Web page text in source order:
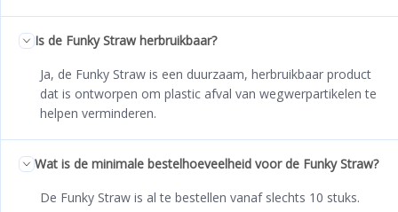
Is de Funky Straw herbruikbaar?
Ja, de Funky Straw is een duurzaam, herbruikbaar product
dat is ontworpen om plastic afval van wegwerpartikelen te
helpen verminderen.
Wat is de minimale bestelhoeveelheid voor de Funky Straw?
De Funky Straw is al te bestellen vanaf slechts 10 stuks.